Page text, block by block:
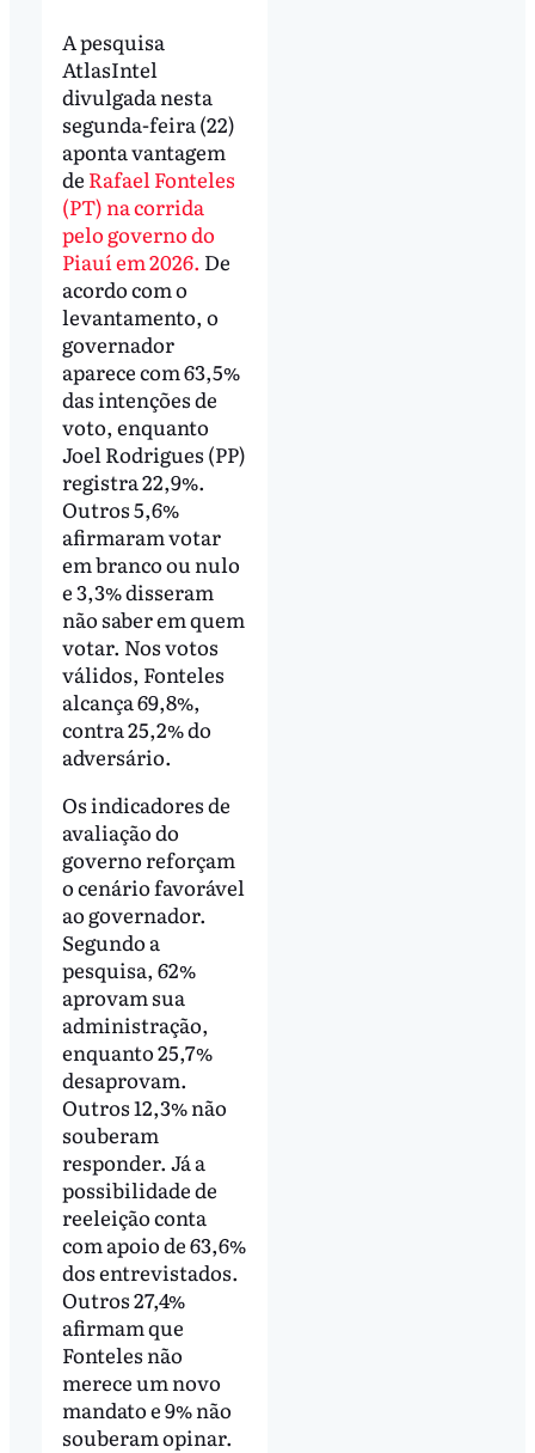
A pesquisa
AtlasIntel
divulgada nesta
segunda-feira (22)
aponta vantagem
de Rafael Fonteles
(PT) na corrida
pelo governo do
Piauí em 2026. De
acordo com o
levantamento, o
governador
aparece com 63,5%
das intenções de
voto, enquanto
Joel Rodrigues (PP)
registra 22,9%.
Outros 5,6%
afirmaram votar
em branco ou nulo
e 3,3% disseram
não saber em quem
votar. Nos votos
válidos, Fonteles
alcança 69,8%,
contra 25,2% do
adversário.
Os indicadores de
avaliação do
governo reforçam
o cenário favorável
ao governador.
Segundo a
pesquisa, 62%
aprovam sua
administração,
enquanto 25,7%
desaprovam.
Outros 12,3% não
souberam
responder. Já a
possibilidade de
reeleição conta
com apoio de 63,6%
dos entrevistados.
Outros 27,4%
afirmam que
Fonteles não
merece um novo
mandato e 9% não
souberam opinar.